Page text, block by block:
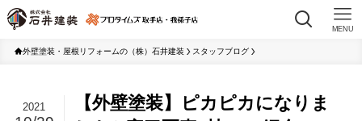
MENU
外壁塗装・屋根リフォームの（株）石井建装 スタッフブログ
【外壁塗装】ピカピカになりま
2021